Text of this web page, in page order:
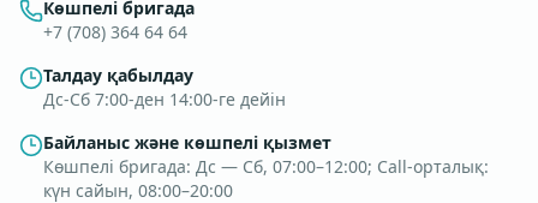
Көшпелі бригада
+7 (708) 364 64 64
Талдау қабылдау
Дс-Сб 7:00-ден 14:00-ге дейін
Байланыс және көшпелі қызмет
Көшпелі бригада: Дс — Сб, 07:00–12:00; Call-орталық:
күн сайын, 08:00–20:00